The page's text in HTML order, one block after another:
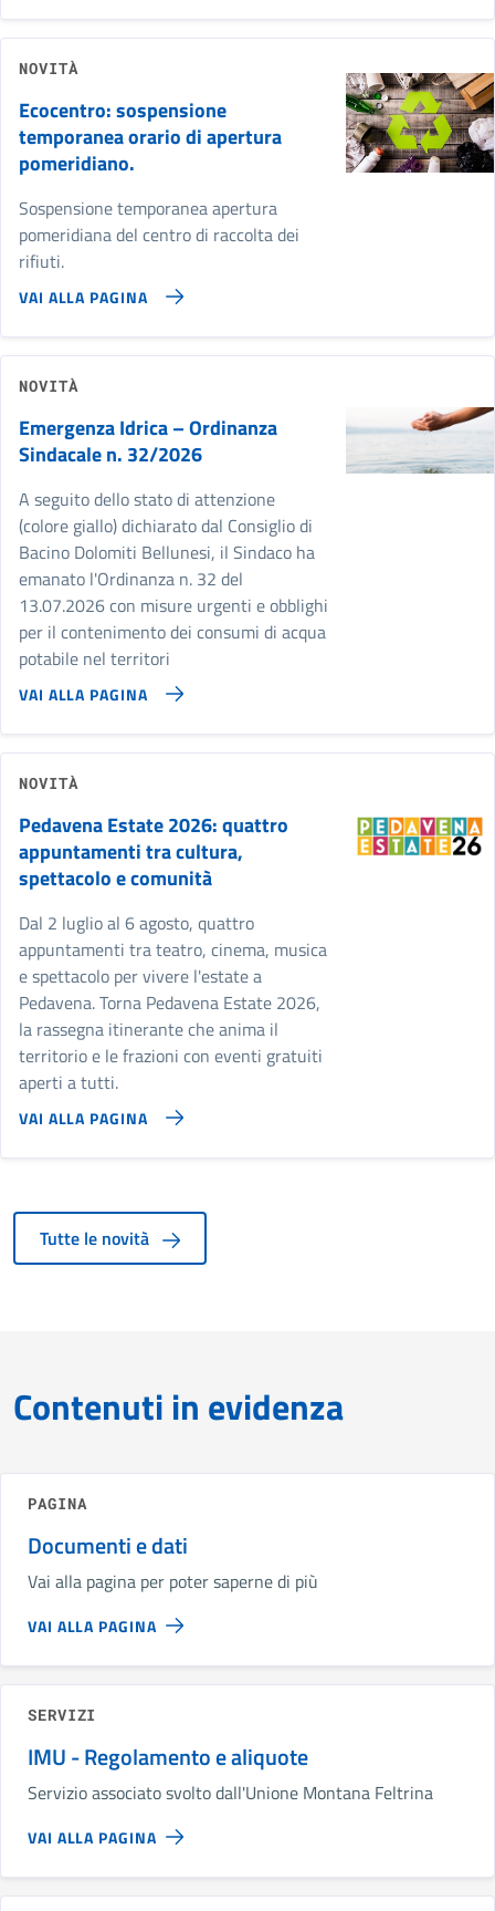
NOVITÀ
Ecocentro: sospensione
temporanea orario di apertura
pomeridiano.
Sospensione temporanea apertura
pomeridiana del centro di raccolta dei
rifiuti.
VAI ALLA PAGINA
NOVITÀ
Emergenza Idrica – Ordinanza
Sindacale n. 32/2026
A seguito dello stato di attenzione
(colore giallo) dichiarato dal Consiglio di
Bacino Dolomiti Bellunesi, il Sindaco ha
emanato l'Ordinanza n. 32 del
13.07.2026 con misure urgenti e obblighi
per il contenimento dei consumi di acqua
potabile nel territori
VAI ALLA PAGINA
NOVITÀ
Pedavena Estate 2026: quattro
appuntamenti tra cultura,
spettacolo e comunità
Dal 2 luglio al 6 agosto, quattro
appuntamenti tra teatro, cinema, musica
e spettacolo per vivere l'estate a
Pedavena. Torna Pedavena Estate 2026,
la rassegna itinerante che anima il
territorio e le frazioni con eventi gratuiti
aperti a tutti.
VAI ALLA PAGINA
Tutte le novità
Contenuti in evidenza
PAGINA
Documenti e dati
Vai alla pagina per poter saperne di più
VAI ALLA PAGINA
SERVIZI
IMU - Regolamento e aliquote
Servizio associato svolto dall'Unione Montana Feltrina
VAI ALLA PAGINA